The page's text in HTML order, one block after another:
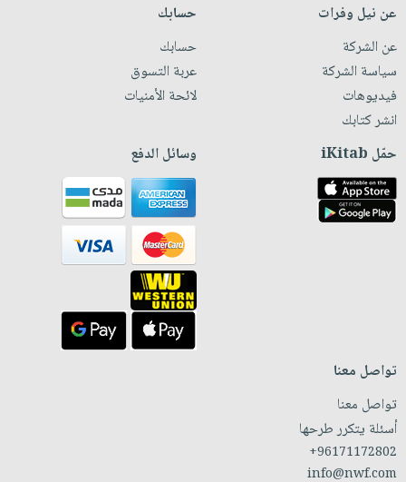
عن نيل وفرات
عن الشركة
سياسة الشركة
فيديوهات
انشر كتابك
حسابك
حسابك
عربة التسوق
لائحة الأمنيات
حمّل iKitab وسائل الدفع
تواصل معنا
تواصل معنا
أسئلة يتكرر طرحها
+96171172802
info@nwf.com